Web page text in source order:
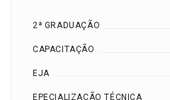
2ª GRADUAÇÃO
CAPACITAÇÃO
EJA
EPECIALIZAÇÃO TÉCNICA